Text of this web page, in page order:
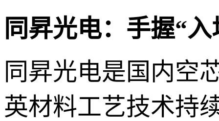
同昇光电：手握“
同昇光电是国内空
英材料工艺技术持